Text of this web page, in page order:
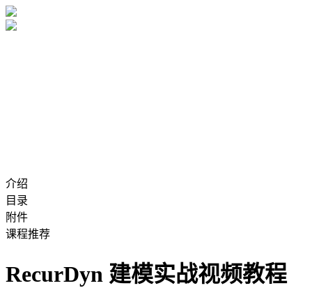
介绍
目录
附件
课程推荐
RecurDyn 建模实战视频教程